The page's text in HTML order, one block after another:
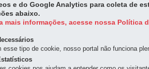
e do Google Analytics para coleta de
abaixo.
mais informações, acesse nossa Política
esse tipo de cookie, nosso portal não funciona